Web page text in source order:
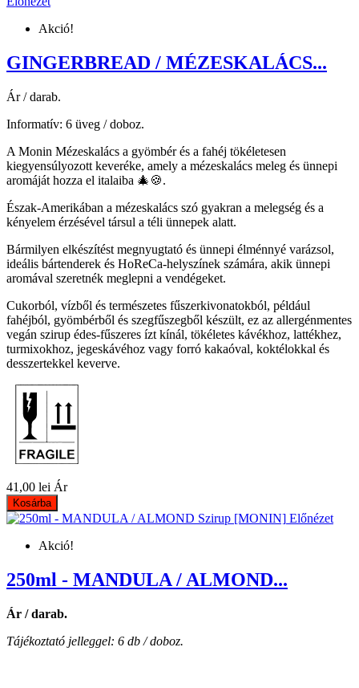
Akció!
GINGERBREAD / MÉZESKALÁCS...
Ár / darab.
Informatív: 6 üveg / doboz.
A Monin Mézeskalács a gyömbér és a fahéj tökéletesen
kiegyensúlyozott keveréke, amely a mézeskalács meleg és ünnepi
aromáját hozza el italaiba 🎄🍪.
Észak-Amerikában a mézeskalács szó gyakran a melegség és a
kényelem érzésével társul a téli ünnepek alatt.
Bármilyen elkészítést megnyugtató és ünnepi élménnyé varázsol,
ideális bártenderek és HoReCa-helyszínek számára, akik ünnepi
aromával szeretnék meglepni a vendégeket.
Cukorból, vízből és természetes fűszerkivonatokból, például
fahéjból, gyömbérből és szegfűszegből készült, ez az allergénmentes
vegán szirup édes-fűszeres ízt kínál, tökéletes kávékhoz, lattékhez,
turmixokhoz, jegeskávéhoz vagy forró kakaóval, koktélokkal és
desszertekkel keverve.
41,00 lei Ár
Kosárba
Előnézet
Akció!
250ml - MANDULA / ALMOND...
Ár / darab.
Tájékoztató jelleggel: 6 db / doboz.